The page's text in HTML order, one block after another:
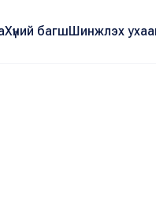
Хүний багшШинжлэх